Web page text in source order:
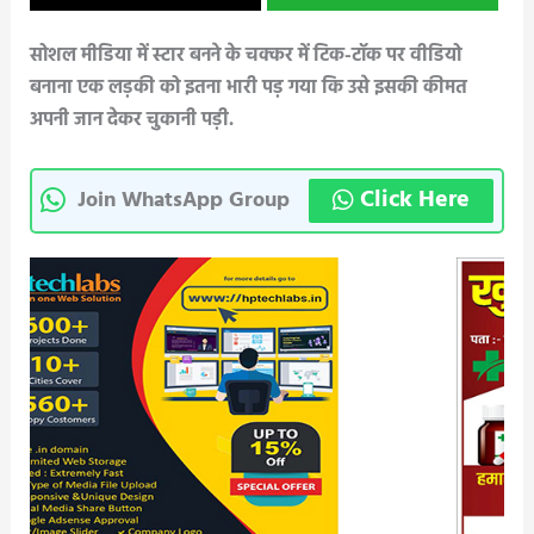
सोशल मीडिया में स्टार बनने के चक्कर में टिक-टॉक पर वीडियो
बनाना एक लड़की को इतना भारी पड़ गया कि उसे इसकी कीमत
अपनी जान देकर चुकानी पड़ी.
Join WhatsApp Group Click Here